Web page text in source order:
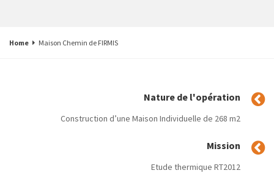
Home Maison Chemin de FIRMIS
Nature de l'opération
Construction d’une Maison Individuelle de 268 m2
Mission
Etude thermique RT2012